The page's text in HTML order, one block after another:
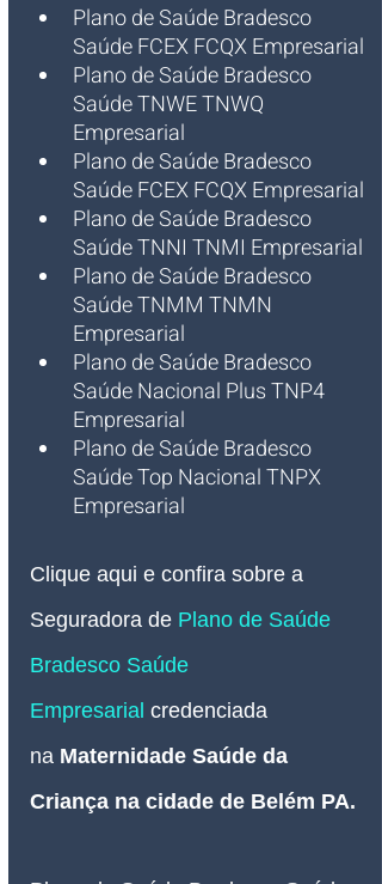
Plano de Saúde Bradesco
Saúde FCEX FCQX Empresarial
Plano de Saúde Bradesco
Saúde TNWE TNWQ
Empresarial
Plano de Saúde Bradesco
Saúde FCEX FCQX Empresarial
Plano de Saúde Bradesco
Saúde TNNI TNMI Empresarial
Plano de Saúde Bradesco
Saúde TNMM TNMN
Empresarial
Plano de Saúde Bradesco
Saúde Nacional Plus TNP4
Empresarial
Plano de Saúde Bradesco
Saúde Top Nacional TNPX
Empresarial
Clique aqui e confira sobre a
Seguradora de Plano de Saúde
Bradesco Saúde
Empresarial credenciada
na Maternidade Saúde da
Criança na cidade de Belém PA.